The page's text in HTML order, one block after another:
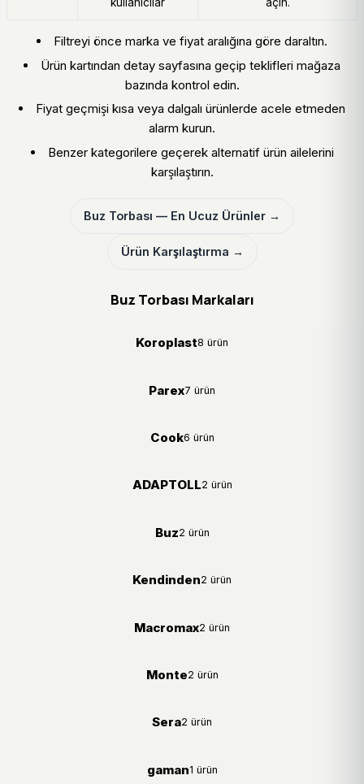
kullanıcılar açın.
Filtreyi önce marka ve fiyat aralığına göre daraltın.
Ürün kartından detay sayfasına geçip teklifleri mağaza
bazında kontrol edin.
Fiyat geçmişi kısa veya dalgalı ürünlerde acele etmeden
alarm kurun.
Benzer kategorilere geçerek alternatif ürün ailelerini
karşılaştırın.
Buz Torbası — En Ucuz Ürünler →
Ürün Karşılaştırma →
Buz Torbası Markaları
Koroplast8 ürün
Parex7 ürün
Cook6 ürün
ADAPTOLL2 ürün
Buz2 ürün
Kendinden2 ürün
Macromax2 ürün
Monte2 ürün
Sera2 ürün
gaman1 ürün